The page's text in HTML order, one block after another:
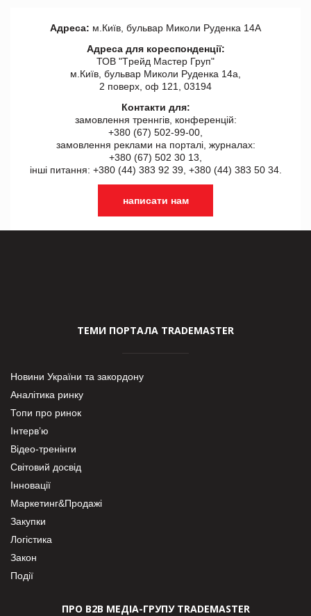
Адреса: м.Київ, бульвар Миколи Руденка 14А
Адреса для кореспонденції:
ТОВ "Tрейд Мастер Груп"
м.Київ, бульвар Миколи Руденка 14а,
2 поверх, оф 121, 03194
Контакти для:
замовлення треннгів, конференцій:
+380 (67) 502-99-00,
замовлення реклами на порталі, журналах:
+380 (67) 502 30 13,
інші питання: +380 (44) 383 92 39, +380 (44) 383 50 34.
написати нам
ТЕМИ ПОРТАЛА TRADEMASTER
Новини України та закордону
Аналітика ринку
Топи про ринок
Інтерв’ю
Відео-тренінги
Світовий досвід
Інновації
Маркетинг&Продажі
Закупки
Логістика
Закон
Події
ПРО В2В МЕДІА-ГРУПУ TRADEMASTER